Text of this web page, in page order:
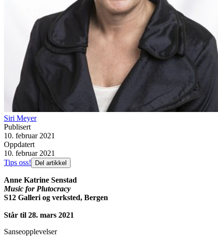
Siri Meyer
Publisert
10. februar 2021
Oppdatert
10. februar 2021
Tips oss!
Del artikkel
Anne Katrine Senstad
Music for Plutocracy
S12 Galleri og verksted, Bergen
Står til 28. mars 2021
Sanseopplevelser